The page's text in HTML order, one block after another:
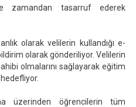
zamandan tasarruf ederek
olarak velilerin kullandığı e-
olarak gönderiliyor. Velilerin
olmalarını sağlayarak eğitim
üzerinden öğrencilerin tüm